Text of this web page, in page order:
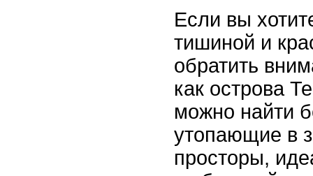
Если вы
тишиной и
обратить
как острова
можно найти
утопающие в
просторы,